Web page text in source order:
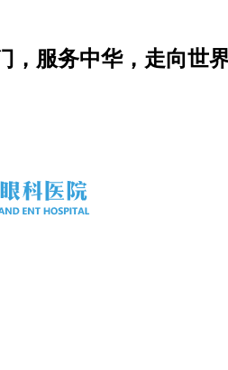
，服务中华，走向世界